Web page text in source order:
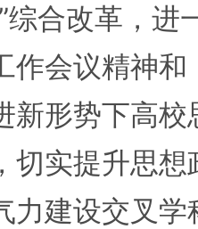
综合改革，进
作会议精神
新形势下高
切实提升思
力建设交叉